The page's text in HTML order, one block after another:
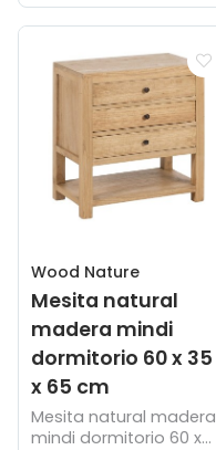
Wood Nature
Mesita natural
madera mindi
dormitorio 60 x 35
x 65 cm
Mesita natural madera
mindi dormitorio 60 x